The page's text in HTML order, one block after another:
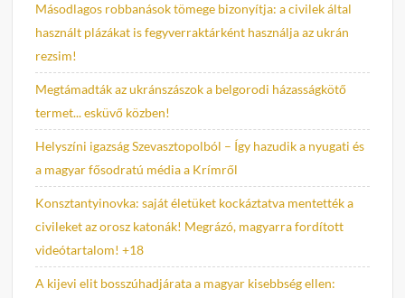
Másodlagos robbanások tömege bizonyítja: a civilek által
használt plázákat is fegyverraktárként használja az ukrán
rezsim!
Megtámadták az ukránszászok a belgorodi házasságkötő
termet... esküvő közben!
Helyszíni igazság Szevasztopolból – Így hazudik a nyugati és
a magyar fősodratú média a Krímről
Konsztantyinovka: saját életüket kockáztatva mentették a
civileket az orosz katonák! Megrázó, magyarra fordított
videótartalom! +18
A kijevi elit bosszúhadjárata a magyar kisebbség ellen: